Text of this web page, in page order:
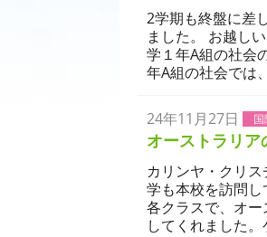
2学期も終盤に差
ました。 お越し
学１年A組の社会
年A組の社会では
24年11月27日
オーストラリ
カリンヤ・クリ
学も本校を訪問
各クラスで、オ
してくれました